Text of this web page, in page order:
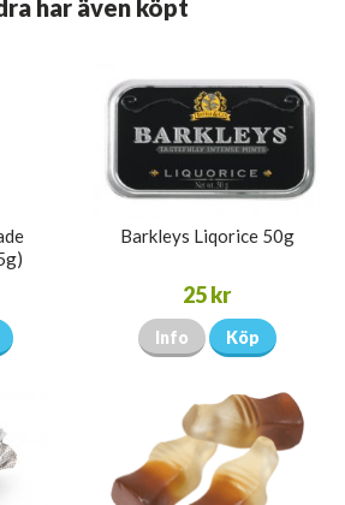
har även köpt
Barkleys Liqorice 50g
25 kr
Info Köp